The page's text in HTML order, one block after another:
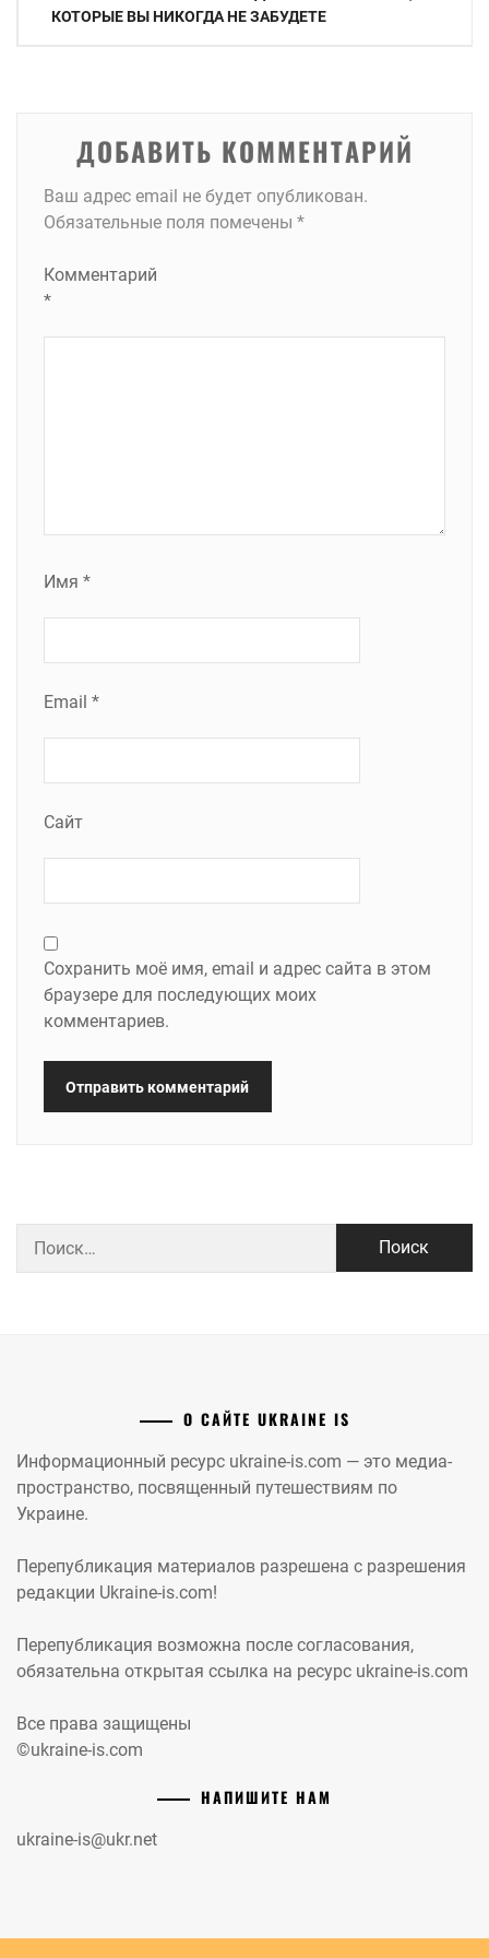
КОТОРЫЕ ВЫ НИКОГДА НЕ ЗАБУДЕТЕ
ДОБАВИТЬ КОММЕНТАРИЙ
Ваш адрес email не будет опубликован.
Обязательные поля помечены *
Комментарий
*
Имя *
Email *
Сайт
Сохранить моё имя, email и адрес сайта в этом
браузере для последующих моих
комментариев.
О САЙТЕ UKRAINE IS
Информационный ресурс ukraine-is.com — это медиа-
пространство, посвященный путешествиям по
Украине.
Перепубликация материалов разрешена с разрешения
редакции Ukraine-is.com!
Перепубликация возможна после согласования,
обязательна открытая ссылка на ресурс ukraine-is.com
Все права защищены
©ukraine-is.com
НАПИШИТЕ НАМ
ukraine-is@ukr.net